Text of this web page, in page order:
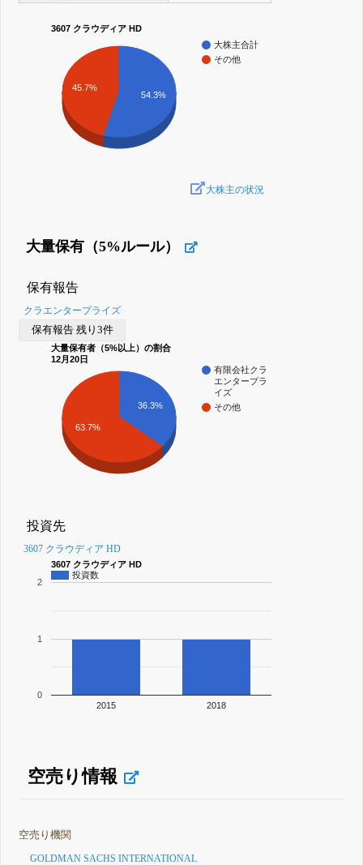
3607 クラウディア HD
大株主合計
その他
45.7%
54.3%
大株主の状況
大量保有（5%ルール）
保有報告
クラエンタープライズ
保有報告 残り3件
大量保有者（5%以上）の割合
12月20日
有限会社クラ
エンタープラ
イズ
その他
36.3%
63.7%
投資先
3607 クラウディア HD
3607 クラウディア HD
投資数
2015 2018
0
1
2
空売り情報
空売り機関
GOLDMAN SACHS INTERNATIONAL